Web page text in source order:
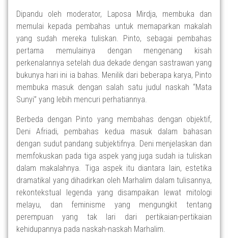
Dipandu oleh moderator, Laposa Mirdja, membuka dan
memulai kepada pembahas untuk memaparkan makalah
yang sudah mereka tuliskan. Pinto, sebagai pembahas
pertama memulainya dengan mengenang kisah
perkenalannya setelah dua dekade dengan sastrawan yang
bukunya hari ini ia bahas. Menilik dari beberapa karya, Pinto
membuka masuk dengan salah satu judul naskah “Mata
Sunyi” yang lebih mencuri perhatiannya.
Berbeda dengan Pinto yang membahas dengan objektif,
Deni Afriadi, pembahas kedua masuk dalam bahasan
dengan sudut pandang subjektifnya. Deni menjelaskan dan
memfokuskan pada tiga aspek yang juga sudah ia tuliskan
dalam makalahnya. Tiga aspek itu diantara lain, estetika
dramatikal yang dihadirkan oleh Marhalim dalam tulisannya,
rekontekstual legenda yang disampaikan lewat mitologi
melayu, dan feminisme yang mengungkit tentang
perempuan yang tak lari dari pertikaian-pertikaian
kehidupannya pada naskah-naskah Marhalim.